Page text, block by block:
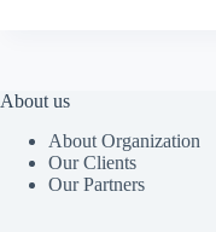
About us
About Organization
Our Clients
Our Partners